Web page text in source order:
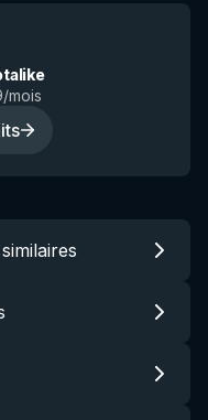
mois